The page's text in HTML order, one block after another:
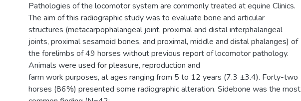
Pathologies of the locomotor system are commonly treated at equine Clinics.
The aim of this radiographic study was to evaluate bone and articular
structures (metacarpophalangeal joint, proximal and distal interphalangeal
joints, proximal sesamoid bones, and proximal, middle and distal phalanges) of
the forelimbs of 49 horses without previous report of locomotor pathology.
Animals were used for pleasure, reproduction and
farm work purposes, at ages ranging from 5 to 12 years (7.3 ±3.4). Forty-two
horses (86%) presented some radiographic alteration. Sidebone was the most